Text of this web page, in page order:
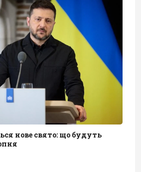
нове свято: що будуть